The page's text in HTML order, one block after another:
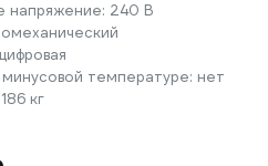
напряжение: 240 В
цифровая
температуре: нет
186 кг